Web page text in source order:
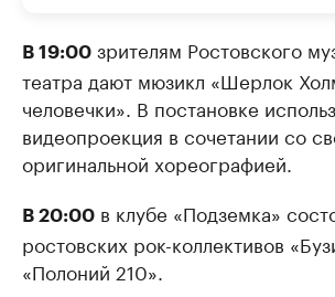
В 19:00 зрителям Ростовского
театра дают мюзикл «Шерлок
человечки». В постановке
видеопроекция в сочетании со
оригинальной хореографией.
В 20:00 в клубе «Подземка»
ростовских рок-коллективов
«Полоний 210».